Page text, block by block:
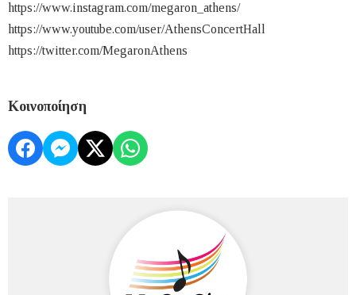
https://www.instagram.com/megaron_athens/
https://www.youtube.com/user/AthensConcertHall
https://twitter.com/MegaronAthens
Κοινοποίηση